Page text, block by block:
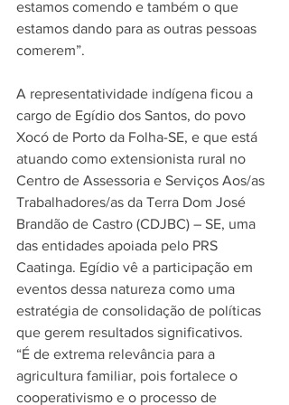
estamos comendo e também o que
estamos dando para as outras pessoas
comerem”.
A representatividade indígena ficou a
cargo de Egídio dos Santos, do povo
Xocó de Porto da Folha-SE, e que está
atuando como extensionista rural no
Centro de Assessoria e Serviços Aos/as
Trabalhadores/as da Terra Dom José
Brandão de Castro (CDJBC) – SE, uma
das entidades apoiada pelo PRS
Caatinga. Egídio vê a participação em
eventos dessa natureza como uma
estratégia de consolidação de políticas
que gerem resultados significativos.
“É de extrema relevância para a
agricultura familiar, pois fortalece o
cooperativismo e o processo de